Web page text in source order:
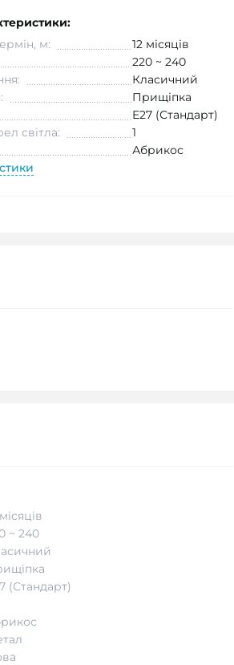
м:
12 місяців
220 ~ 240
Класичний
Прищіпка
E27 (Стандарт)
світла:
1
Абрикос
~ 240
(Стандарт)